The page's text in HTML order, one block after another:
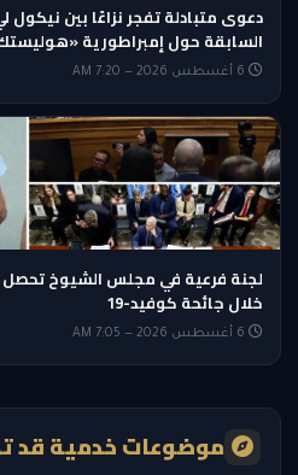
دعوى متبادلة تفجر نزاعًا بين نيكول
السابقة حول إمبراطورية
لجنة فرعية في مجلس الشيوخ
خلال جائحة كوفيد-19
موضوعات خدمية قد